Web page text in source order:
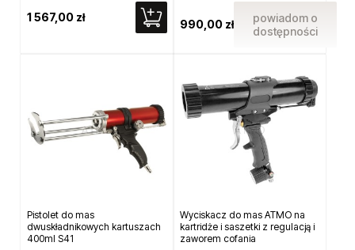
1 567,00 zł
990,00 zł
powiadom o
dostępności
Pistolet do mas
dwuskładnikowych kartuszach
400ml S41
Wyciskacz do mas ATMO na
kartridże i saszetki z regulacją i
zaworem cofania